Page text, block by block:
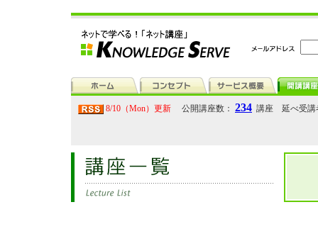
8/10（Mon）更新 公開講座数： 234 講座 延べ受講